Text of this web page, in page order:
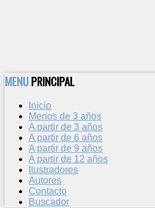
MENUPRINCIPAL
Inicio
Menos de 3 años
A partir de 3 años
A partir de 6 años
A partir de 9 años
A partir de 12 años
Ilustradores
Autores
Contacto
Buscador